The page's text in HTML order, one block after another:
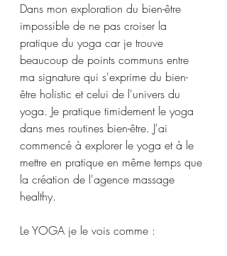
Dans mon exploration du bien-être
impossible de ne pas croiser la
pratique du yoga car je trouve
beaucoup de points communs entre
ma signature qui s'exprime du bien-
être holistic et celui de l'univers du
yoga. Je pratique timidement le yoga
dans mes routines bien-être. J'ai
commencé à explorer le yoga et à le
mettre en pratique en même temps que
la création de l'agence massage
healthy.
Le YOGA je le vois comme :